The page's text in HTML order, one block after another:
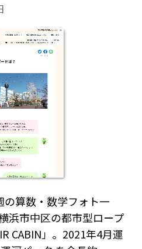
算数・数学フォト一
浜市中区の都市型ロープ
CABIN」。2021年4月運